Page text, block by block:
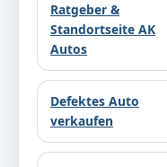
Ratgeber &
Standortseite AK
Autos
Defektes Auto
verkaufen